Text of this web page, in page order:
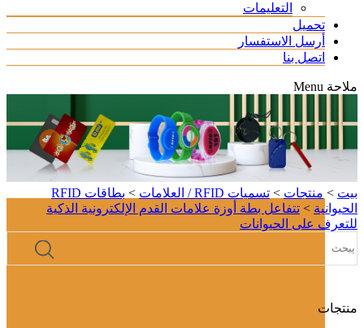
التعليمات
تحميل
أرسل الاستفسار
اتصل بنا
ملاحة Menu
بيت > منتجات > تسميات RFID / العلامات >
بطاقات RFID
الحيوانية > تتفاعل بطة أوزة علامات القدم الإلكترونية الذكية
للتعرف على الحيوانات
منتجات